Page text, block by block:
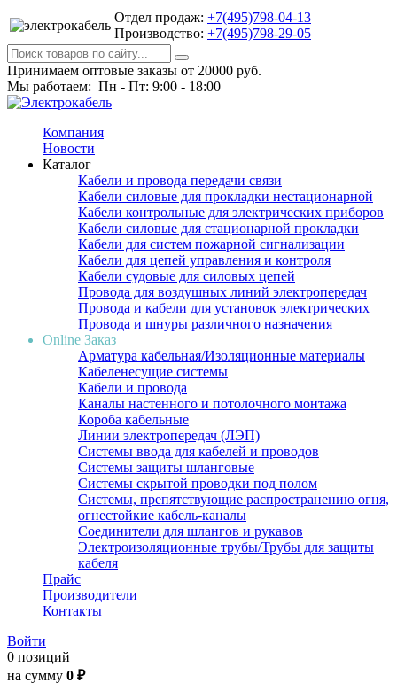
Отдел продаж: +7(495)798-04-13
Производство: +7(495)798-29-05
Принимаем оптовые заказы от 20000 руб.
Мы работаем: Пн - Пт: 9:00 - 18:00
Компания
Новости
Каталог
Кабели и провода передачи связи
Кабели силовые для прокладки нестационарной
Кабели контрольные для электрических приборов
Кабели силовые для стационарной прокладки
Кабели для систем пожарной сигнализации
Кабели для цепей управления и контроля
Кабели судовые для силовых цепей
Провода для воздушных линий электропередач
Провода и кабели для установок электрических
Провода и шнуры различного назначения
Online Заказ
Арматура кабельная/Изоляционные материалы
Кабеленесущие системы
Кабели и провода
Каналы настенного и потолочного монтажа
Короба кабельные
Линии электропередач (ЛЭП)
Системы ввода для кабелей и проводов
Системы защиты шланговые
Системы скрытой проводки под полом
Системы, препятствующие распространению огня,
огнестойкие кабель-каналы
Соединители для шлангов и рукавов
Электроизоляционные трубы/Трубы для защиты
кабеля
Прайс
Производители
Контакты
Войти
0 позиций
на сумму 0 ₽